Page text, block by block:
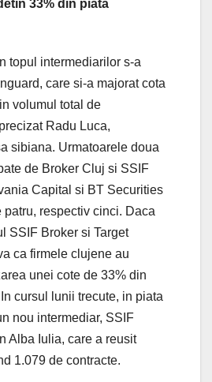
33% din piata
topul intermediarilor s-a
care si-a majorat cota
volumul total de
Radu Luca,
sibiana. Urmatoarele doua
de Broker Cluj si SSIF
Capital si BT Securities
respectiv cinci. Daca
SSIF Broker si Target
ca firmele clujene au
unei cote de 33% din
cursul lunii trecute, in piata
nou intermediar, SSIF
Alba Iulia, care a reusit
1.079 de contracte.